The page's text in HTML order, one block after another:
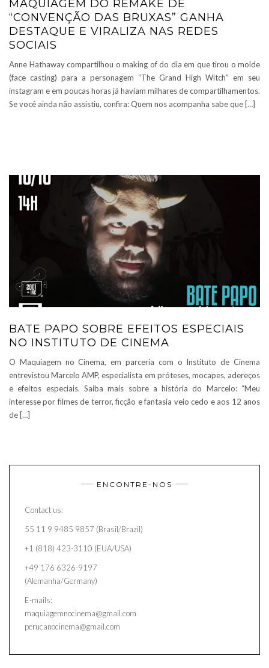
MAQUIAGEM DO REMAKE DE
“CONVENÇÃO DAS BRUXAS” GANHA
DESTAQUE E VIRALIZA NAS REDES
SOCIAIS
Anne Hathaway compartilhou o making of do dia em que tirou o molde
(face casting) para a personagem “The Grand High Witch” em seu
instagram e em poucas horas já haviam milhares de compartilhamentos.
Se você ainda não assistiu, confira: Quem nos acompanha sabe que […]
BATE PAPO SOBRE EFEITOS ESPECIAIS
NO INSTITUTO DE CINEMA
O Maquiagem no Cinema, em parceria com o Instituto de Cinema
entrevistou Marcelo AMP, especialista em próteses, mocapes, adereços
e efeitos especiais. Saiba mais sobre a história do Marcelo: “Meu
interesse por filmes de terror, ficção e fantasia veio cedo e aos 12 anos
de […]
ENCONTRE-NOS
Contact us:
55 11 9 9485 9857 (Brasil/Brazil)
+1 (818) 423-3110 (EUA/USA)
+49 176 6326-9197
(Alemanha/Germany)
E-mails:
maquiagemnocinema@gmail.com
perucanocinema@gmail.com